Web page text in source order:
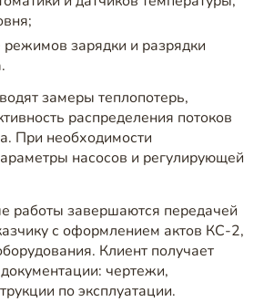
режимов зарядки и разрядки
замеры теплопотерь,
распределения потоков
При необходимости
насосов и регулирующей
работы завершаются передачей
с оформлением актов КС-2,
Клиент получает
чертежи,
по эксплуатации.